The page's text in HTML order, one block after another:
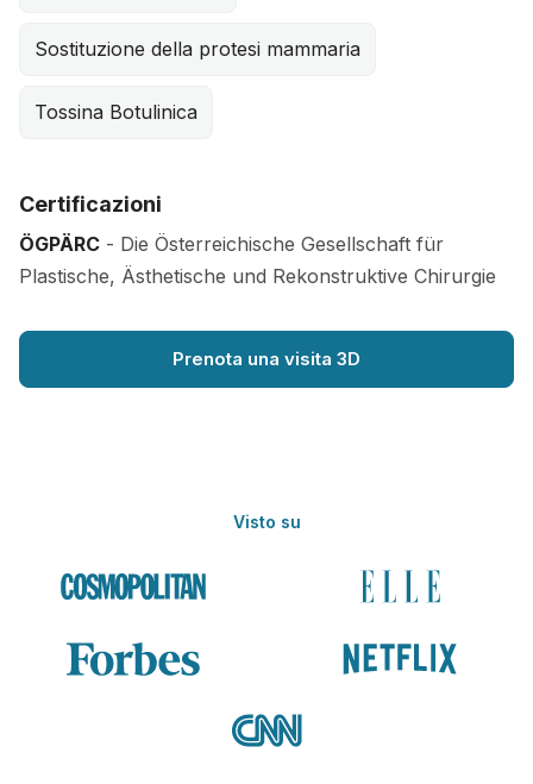
Sostituzione della protesi mammaria
Tossina Botulinica
Certificazioni
ÖGPÄRC - Die Österreichische Gesellschaft für
Plastische, Ästhetische und Rekonstruktive Chirurgie
Prenota una visita 3D
Visto su